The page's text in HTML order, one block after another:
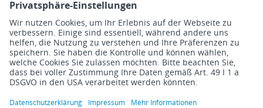
Events
Newsletter
Steuerberater
Know How
Release Notes
Cloud Computing
Digitalisierung
DMS/Rebu
Finanzbuchhaltung